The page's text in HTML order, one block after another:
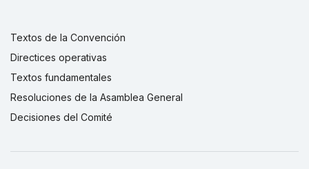
Textos de la Convención
Directices operativas
Textos fundamentales
Resoluciones de la Asamblea General
Decisiones del Comité